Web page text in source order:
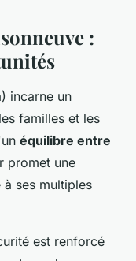
:
incarne un
familles et les
équilibre entre
promet une
ses multiples
est renforcé